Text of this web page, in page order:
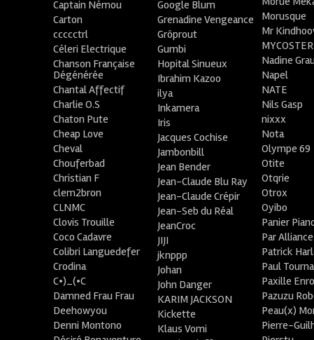
Captain Némou
Carton
ccccctrl
Céleri Electrique
Chanson Française
Dégénérée
Chantal Affectif
Charlie O.S
Chaton Pute
Cheap Love
Cheval
Chouferbad
Christian F
clem2bron
CLNMC
Clovis Trouille
Coco Cadavre
Colibri Languedefer
Crodina
C•)_(•C
Damned Frau Frau
Deehowyou
Denni Montono
Google Blum
Grenadine Vengeance
Grôprout
Gumbi
Hopital Sinueux
Ibrahim Kazoo
ilya
Inkamera
Iris
Jacques Cochise
Jambonbill
Jean Bender
Jean-Claude Blu Ray
Jean-Claude Crépir
Jean-Seb du Réal
JeanCroc
JIJI
jknppp
Johan
John Danger
KARIM JACKSON
Kickette
Klaus Vomi
Morusque
Mr
MYCOSTER
Nadine
Napel
NATE
Nils Gasp
nixxx
Nota
Olympe 69
Otite
Otqrie
Otrox
Oyibo
Panier
Par Alliance
Patrick
Paul
Paxille
Pazuzu
Peau(x)
Pierre-